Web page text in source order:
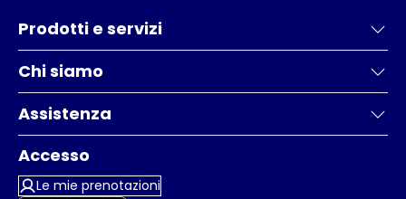
Prodotti e servizi
Chi siamo
Assistenza
Accesso
Le mie prenotazioni